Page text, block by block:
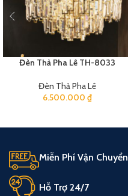
Đèn Thả Pha Lê TH-8033
Đèn Thả Pha Lê
6.500.000 ₫
Miễn Phí Vận Chuyển
Hỗ Trợ 24/7